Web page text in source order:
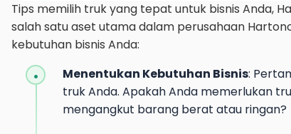
Tips memilih truk yang tepat untuk bisnis Anda,
salah satu aset utama dalam perusahaan
kebutuhan bisnis Anda:
Menentukan Kebutuhan Bisnis:
truk Anda. Apakah Anda memerlukan
mengangkut barang berat atau ringan?